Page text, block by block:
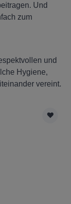
Und
zum
und
Hygiene,
vereint.